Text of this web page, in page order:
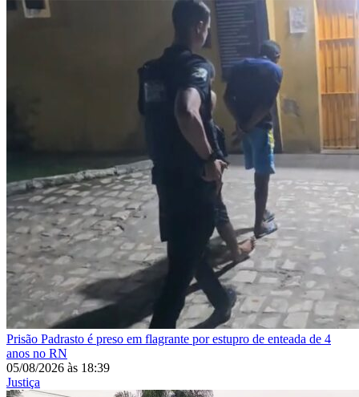
Prisão Padrasto é preso em flagrante por estupro de enteada de 4
anos no RN
05/08/2026 às 18:39
Justiça